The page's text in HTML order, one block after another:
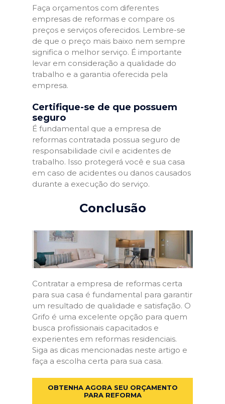
Faça orçamentos com diferentes
empresas de reformas e compare os
preços e serviços oferecidos. Lembre-se
de que o preço mais baixo nem sempre
significa o melhor serviço. É importante
levar em consideração a qualidade do
trabalho e a garantia oferecida pela
empresa.
Certifique-se de que possuem
seguro
É fundamental que a empresa de
reformas contratada possua seguro de
responsabilidade civil e acidentes de
trabalho. Isso protegerá você e sua casa
em caso de acidentes ou danos causados
durante a execução do serviço.
Conclusão
Contratar a empresa de reformas certa
para sua casa é fundamental para garantir
um resultado de qualidade e satisfação. O
Grifo é uma excelente opção para quem
busca profissionais capacitados e
experientes em reformas residenciais.
Siga as dicas mencionadas neste artigo e
faça a escolha certa para sua casa.
OBTENHA AGORA SEU ORÇAMENTO
PARA REFORMA